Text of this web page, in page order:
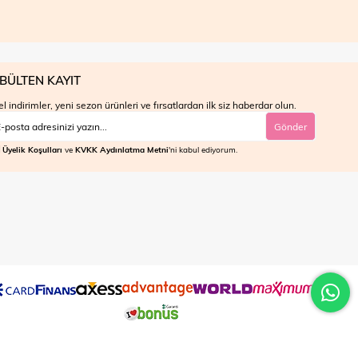
KAYIT
indirimler, yeni sezon ürünleri ve fırsatlardan ilk siz haberdar olun.
Gönder
Üyelik Koşulları ve KVKK Aydınlatma Metni'ni kabul ediyorum.